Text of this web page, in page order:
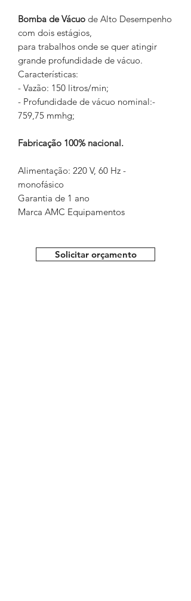
Bomba de Vácuo de Alto Desempenho
com dois estágios,
para trabalhos onde se quer atingir
grande profundidade de vácuo.
Características:
- Vazão: 150 litros/min;
- Profundidade de vácuo nominal:-
759,75 mmhg;
Fabricação 100% nacional.
Alimentação: 220 V, 60 Hz -
monofásico
Garantia de 1 ano
Marca AMC Equipamentos
Solicitar orçamento